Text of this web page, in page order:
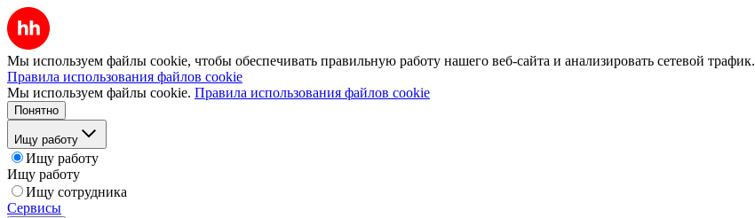
Мы используем файлы cookie, чтобы обеспечивать правильную работу нашего веб-сайта и анализировать сетевой трафик.
Правила использования файлов cookie
Мы используем файлы cookie. Правила использования файлов cookie
Понятно
Ищу работу
Ищу работу
Ищу работу
Ищу сотрудника
Сервисы